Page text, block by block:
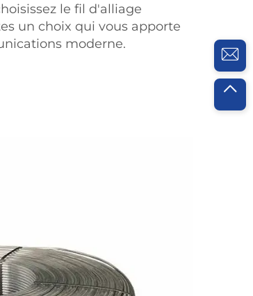
le fil d'alliage
un choix qui vous apporte
moderne.